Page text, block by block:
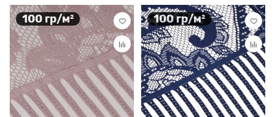
100 гр/м² 100 гр/м²